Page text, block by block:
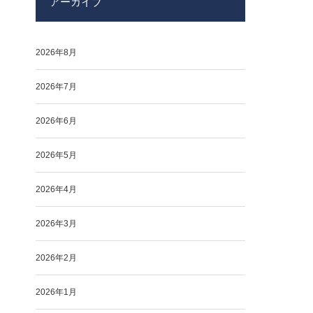
2026年8月
2026年7月
2026年6月
2026年5月
2026年4月
2026年3月
2026年2月
2026年1月